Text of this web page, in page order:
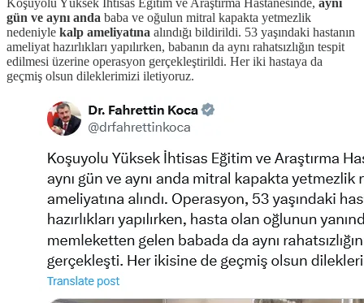
Koşuyolu Yüksek İhtisas Eğitim ve Araştırma Hastanesinde, aynı
gün ve aynı anda baba ve oğulun mitral kapakta yetmezlik
nedeniyle kalp ameliyatına alındığı bildirildi. 53 yaşındaki hastanın
ameliyat hazırlıkları yapılırken, babanın da aynı rahatsızlığın tespit
edilmesi üzerine operasyon gerçekleştirildi. Her iki hastaya da
geçmiş olsun dileklerimizi iletiyoruz.